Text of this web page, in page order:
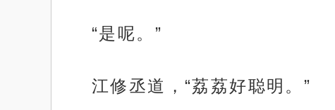
“是呢。”
江修丞道，“荔荔好聪明。”